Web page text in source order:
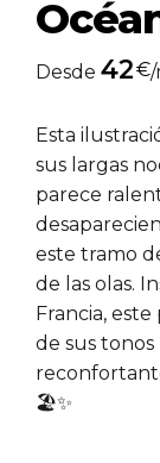
Desde 42€/
Esta
sus largas
parece
este tramo
de las olas.
Francia,
de sus tonos
🏖️✨